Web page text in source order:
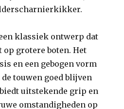
klassiek ontwerp dat
grotere boten. Het
en een gebogen vorm
touwen goed blijven
uitstekende grip en
omstandigheden op